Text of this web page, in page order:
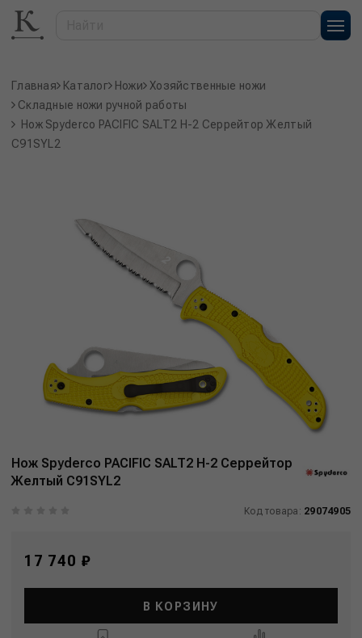
Главная Каталог Ножи Хозяйственные ножи
Складные ножи ручной работы
Нож Spyderco PACIFIC SALT2 H-2 Серрейтор Желтый
C91SYL2
Нож Spyderco PACIFIC SALT2 H-2 Серрейтор
Желтый C91SYL2
Код товара: 29074905
17 740 ₽
В КОРЗИНУ